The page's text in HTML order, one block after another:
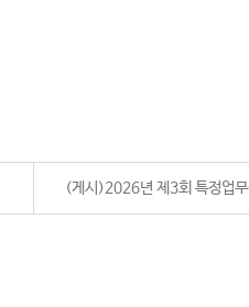
(게시)2026년 제3회 특정업